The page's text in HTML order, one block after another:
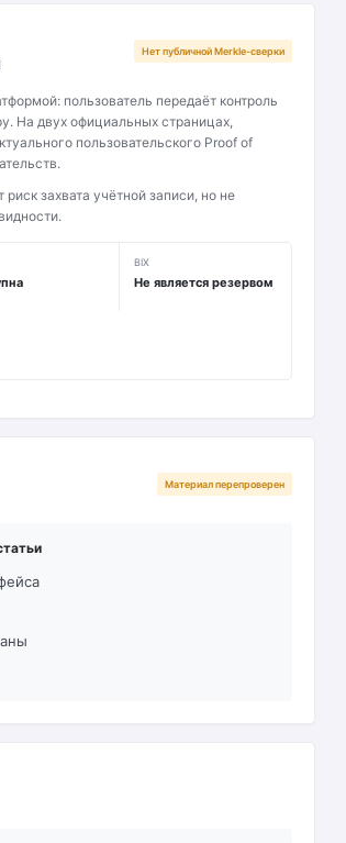
Нет публичной Merkle-сверки
пользователь передаёт контроль
На двух официальных страницах,
пользовательского Proof of
захвата учётной записи, но не
BIX
Не является резервом
Материал перепроверен